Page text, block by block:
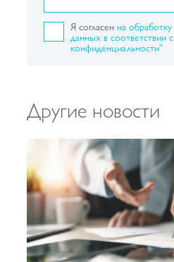
Я согласен на
данных в соответствии
конфиденциальности"
Другие новости